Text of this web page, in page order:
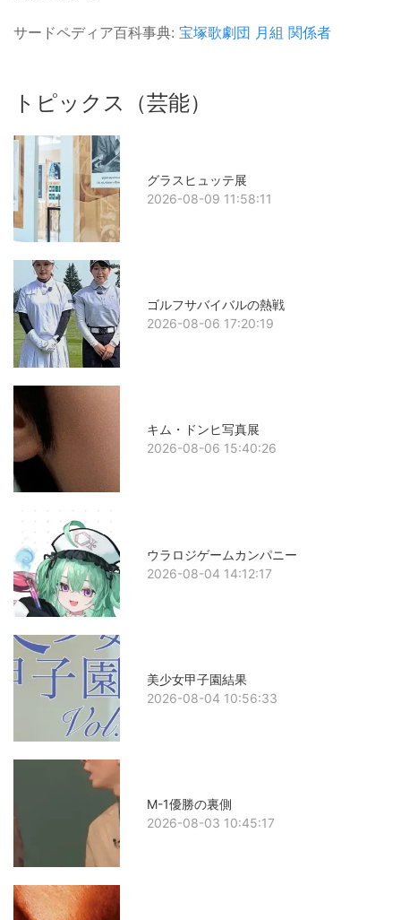
サードペディア百科事典: 宝塚歌劇団 月組 関係者
トピックス（芸能）
グラスヒュッテ展
2026-08-09 11:58:11
ゴルフサバイバルの熱戦
2026-08-06 17:20:19
キム・ドンヒ写真展
2026-08-06 15:40:26
ウラロジゲームカンパニー
2026-08-04 14:12:17
美少女甲子園結果
2026-08-04 10:56:33
M-1優勝の裏側
2026-08-03 10:45:17